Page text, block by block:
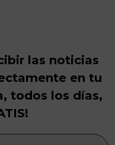
las noticias
en tu
todos los días,